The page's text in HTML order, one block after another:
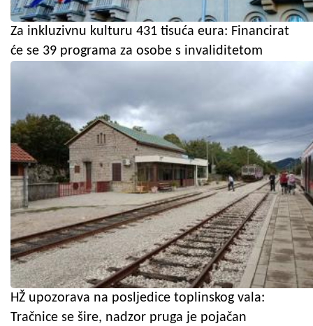
Za inkluzivnu kulturu 431 tisuća eura: Financirat
će se 39 programa za osobe s invaliditetom
HŽ upozorava na posljedice toplinskog vala:
Tračnice se šire, nadzor pruga je pojačan